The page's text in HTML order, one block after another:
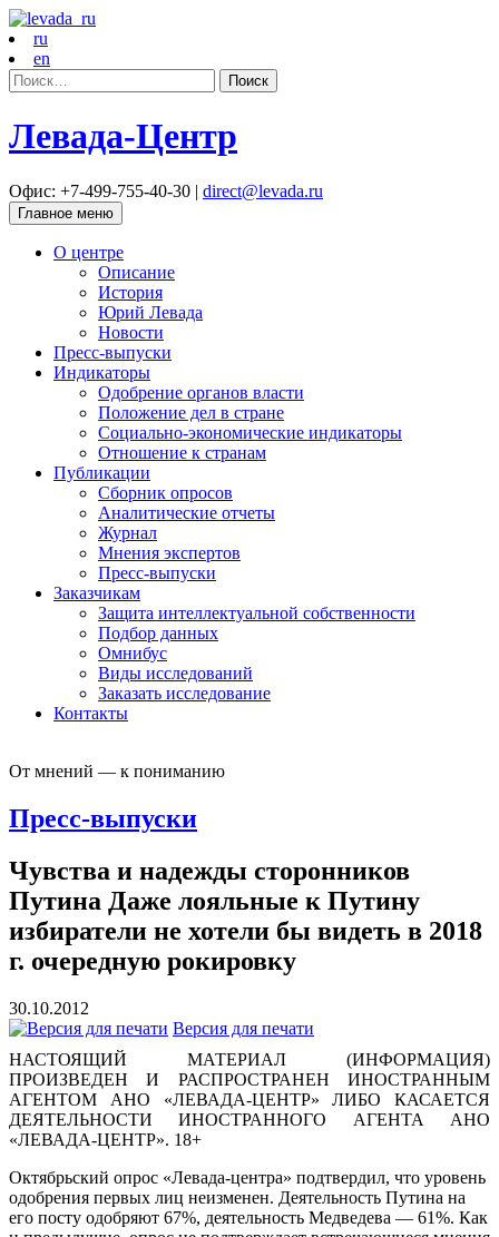
ru
en
Найти:
Левада-Центр
Офис: +7-499-755-40-30 | direct@levada.ru
Главное меню
О центре
Описание
История
Юрий Левада
Новости
Пресс-выпуски
Индикаторы
Одобрение органов власти
Положение дел в стране
Социально-экономические индикаторы
Отношение к странам
Публикации
Сборник опросов
Аналитические отчеты
Журнал
Мнения экспертов
Пресс-выпуски
Заказчикам
Защита интеллектуальной собственности
Подбор данных
Омнибус
Виды исследований
Заказать исследование
Контакты
От мнений — к пониманию
Пресс-выпуски
Чувства и надежды сторонников
Путина Даже лояльные к Путину
избиратели не хотели бы видеть в 2018
г. очередную рокировку
30.10.2012
Версия для печати
НАСТОЯЩИЙ МАТЕРИАЛ (ИНФОРМАЦИЯ)
ПРОИЗВЕДЕН И РАСПРОСТРАНЕН ИНОСТРАННЫМ
АГЕНТОМ АНО «ЛЕВАДА-ЦЕНТР» ЛИБО КАСАЕТСЯ
ДЕЯТЕЛЬНОСТИ ИНОСТРАННОГО АГЕНТА АНО
«ЛЕВАДА-ЦЕНТР». 18+
Октябрьский опрос «Левада-центра» подтвердил, что уровень
одобрения первых лиц неизменен. Деятельность Путина на
его посту одобряют 67%, деятельность Медведева — 61%. Как